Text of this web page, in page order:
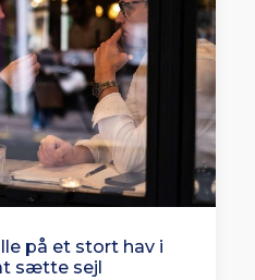
på et stort hav i
sætte sejl